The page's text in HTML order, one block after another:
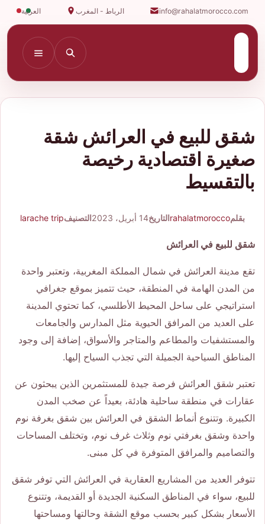
info@rahalatmorocco.com الرباط - المغرب العربية
شقق للبيع في العرائش شقة
صغيرة اقتصادية رخيصة
بالتقسيط
بقلمrahalatmorocco التاريخ14 أبريل، 2023 التصنيفlarache trip
شقق للبيع في العرائش
تقع مدينة العرائش في شمال المملكة المغربية، وتعتبر واحدة
من المدن الهامة في المنطقة، حيث تتميز بموقع جغرافي
استراتيجي على ساحل المحيط الأطلسي، كما تحتوي المدينة
على العديد من المرافق الحيوية مثل المدارس والجامعات
والمستشفيات والمطاعم والمتاجر والأسواق، إضافة إلى وجود
المناطق السياحية الجميلة التي تجذب السياح إليها.
تعتبر شقق العرائش فرصة جيدة للمستثمرين الذين يبحثون عن
عقارات في منطقة ساحلية هادئة، بعيداً عن صخب المدن
الكبيرة. وتتنوع أنماط الشقق في العرائش بين شقق بغرفة نوم
واحدة وشقق بغرفتي نوم وثلاث غرف نوم، وتختلف المساحات
والتصاميم والمرافق المتوفرة في كل مبنى.
تتوفر العديد من المشاريع العقارية في العرائش التي توفر شقق
للبيع، سواء في المناطق السكنية الجديدة أو القديمة، وتتنوع
الأسعار بشكل كبير بحسب موقع الشقة وحالتها ومساحتها